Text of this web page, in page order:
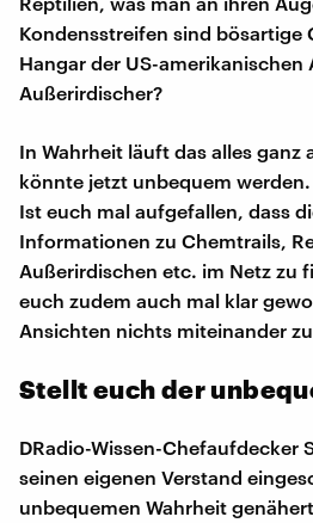
Kondensstreifen sind bösartige
Hangar der US-amerikanischen
Außerirdischer?
In Wahrheit läuft das alles ganz
könnte jetzt unbequem werden.
Ist euch mal aufgefallen, dass
Informationen zu Chemtrails,
Außerirdischen etc. im Netz zu
euch zudem auch mal klar
Ansichten nichts miteinander
Stellt euch der
DRadio-Wissen-Chefaufdecker
seinen eigenen Verstand
unbequemen Wahrheit